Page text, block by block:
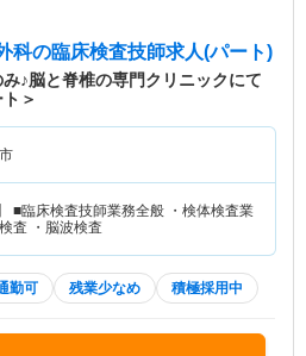
科の臨床検査技師求人(パート)
み♪脳と脊椎の専門クリニックにて
＞
■臨床検査技師業務全般 ・検体検査業
査 ・脳波検査
勤可 残業少なめ 積極採用中